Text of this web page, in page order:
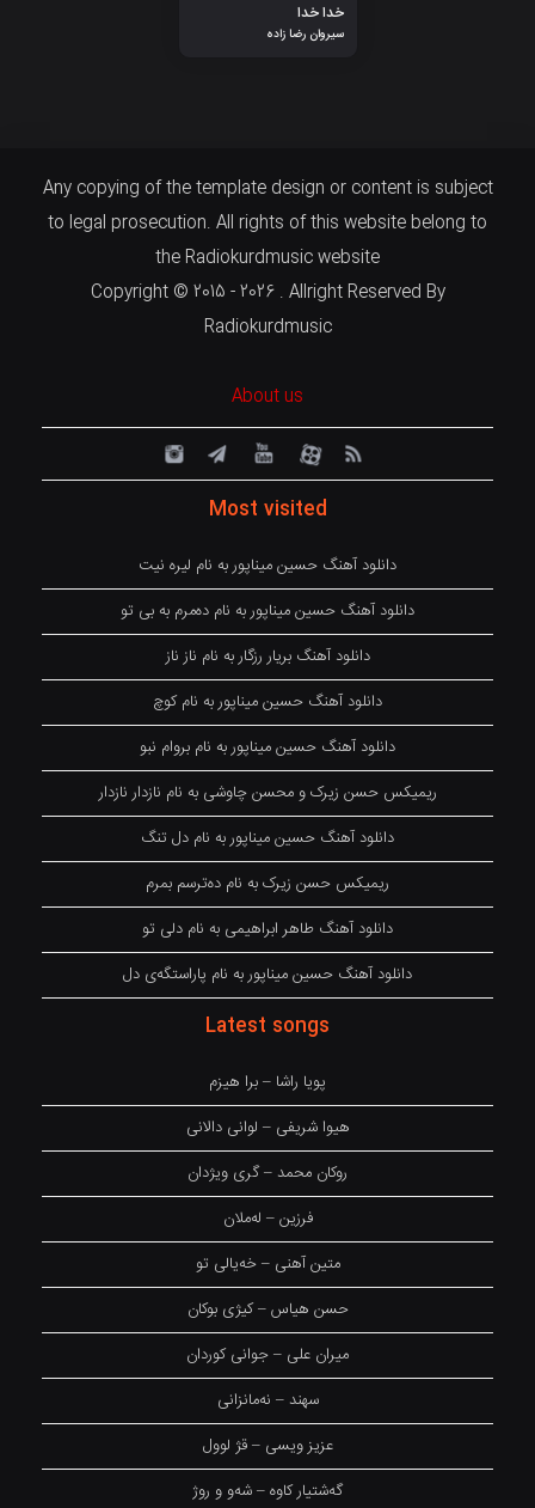
خدا خدا
سیروان رضا زاده
Any copying of the template design or content is subject
to legal prosecution. All rights of this website belong to
the Radiokurdmusic website
Copyright © 2015 - 2026 . Allright Reserved By
Radiokurdmusic
About us
Most visited
دانلود آهنگ حسین میناپور به نام لیره نیت
دانلود آهنگ حسین میناپور به نام دەمرم بە بی تو
دانلود آهنگ بریار رزگار به نام ناز ناز
دانلود آهنگ حسین میناپور به نام کوچ
دانلود آهنگ حسین میناپور به نام بروام نبو
ریمیکس حسن زیرک و محسن چاوشی به نام نازدار نازدار
دانلود آهنگ حسین میناپور به نام دل تنگ
ریمیکس حسن زیرک به نام دەترسم بمرم
دانلود آهنگ طاهر ابراهیمی به نام دلی تو
دانلود آهنگ حسین میناپور به نام پاراستگەی دل
Latest songs
پویا راشا – برا هیزم
هیوا شریفی – لوانی دالانی
روکان محمد – گری ویژدان
فرزین – لەملان
متین آهنی – خەیالی تو
حسن هیاس – کیژی بوکان
میران علی – جوانی کوردان
سهند – نەمانزانی
عزیز ویسی – قژ لوول
گەشتیار کاوە – شەو و روژ